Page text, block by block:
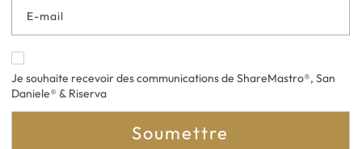
Je souhaite recevoir des communications de ShareMastro®, San
Daniele® & Riserva
Soumettre